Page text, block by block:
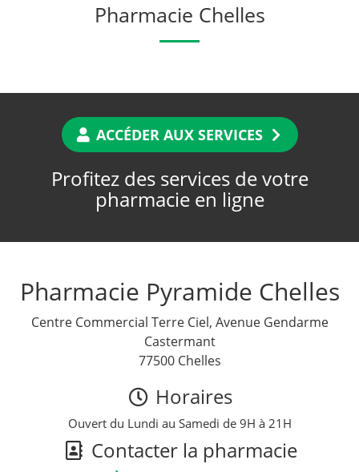
Pharmacie Chelles
ACCÉDER AUX SERVICES
Profitez des services de votre
pharmacie en ligne
Pharmacie Pyramide Chelles
Centre Commercial Terre Ciel, Avenue Gendarme
Castermant
77500 Chelles
Horaires
Ouvert du Lundi au Samedi de 9H à 21H
Contacter la pharmacie